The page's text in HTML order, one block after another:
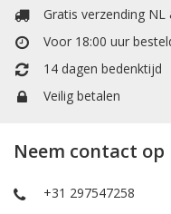
Gratis verzending NL
Voor 18:00 uur
14 dagen bedenktijd
Veilig betalen
Neem contact op
+31 297547258